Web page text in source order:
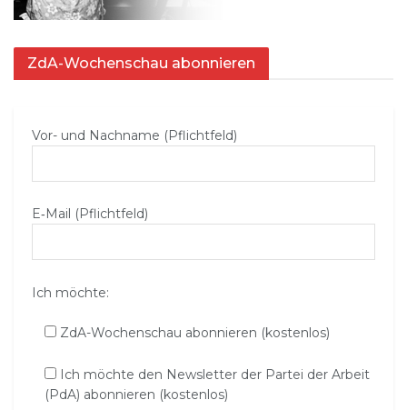
ZdA-Wochenschau abonnieren
Vor- und Nachname (Pflichtfeld)
E‑Mail (Pflichtfeld)
Ich möchte:
ZdA-Wochenschau abonnieren (kostenlos)
Ich möchte den Newsletter der Partei der Arbeit
(PdA) abonnieren (kostenlos)